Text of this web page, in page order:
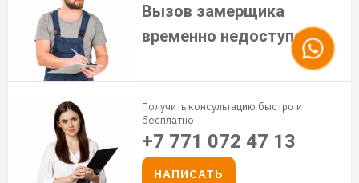
Вызов замерщика
временно недоступен
Получить консультацию быстро и
бесплатно
+7 771 072 47 13
НАПИСАТЬ